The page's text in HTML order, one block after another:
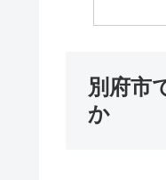
別府市
か